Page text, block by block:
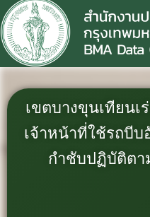
เขตบางขุนเทียนเ
เจ้าหน้าที่ใช้รถบีบ
กำชับปฏิบัติตา